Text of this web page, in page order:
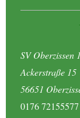
SV Oberzissen
Ackerstraße 15
56651
0176 72155577